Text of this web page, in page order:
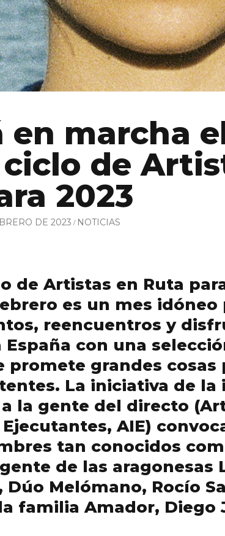
en marcha
de
2023
DE 2023 NOTICIAS
de Artistas en Ruta
es un mes idóneo
reencuentros y
España con una
promete grandes cosas
La iniciativa de
la gente del directo
AIE)
tan conocidos
de las aragonesas
Dúo Melómano, Rocío
familia Amador, Diego